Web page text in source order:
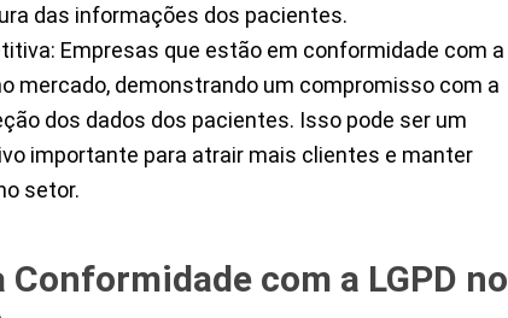
das informações dos pacientes.
Empresas que estão em conformidade com a
mercado, demonstrando um compromisso com a
dos dados dos pacientes. Isso pode ser um
importante para atrair mais clientes e manter
setor.
com a LGPD no